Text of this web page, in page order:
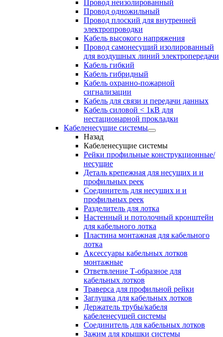
Провод неизолированный
Провод одножильный
Провод плоский для внутренней
электропроводки
Кабель высокого напряжения
Провод самонесущий изолированный
для воздушных линий электропередачи
Кабель гибкий
Кабель гибридный
Кабель охранно-пожарной
сигнализации
Кабель для связи и передачи данных
Кабель силовой < 1кВ для
нестационарной прокладки
Кабеленесущие системы
Назад
Кабеленесущие системы
Рейки профильные конструкционные/
несущие
Деталь крепежная для несущих и и
профильных реек
Соединитель для несущих и и
профильных реек
Разделитель для лотка
Настенный и потолочный кронштейн
для кабельного лотка
Пластина монтажная для кабельного
лотка
Аксессуары кабельных лотков
монтажные
Ответвление Т-образное для
кабельных лотков
Траверса для профильной рейки
Заглушка для кабельных лотков
Держатель трубы/кабеля
кабеленесущей системы
Соединитель для кабельных лотков
Зажим для крышки системы